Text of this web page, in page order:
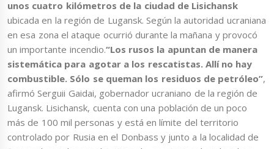
unos cuatro kilómetros de la ciudad de Lisichansk
ubicada en la región de Lugansk. Según la autoridad ucraniana
en esa zona el ataque ocurrió durante la mañana y provocó
un importante incendio.“Los rusos la apuntan de manera
sistemática para agotar a los rescatistas. Allí no hay
combustible. Sólo se queman los residuos de petróleo”,
afirmó Serguii Gaidai, gobernador ucraniano de la región de
Lugansk. Lisichansk, cuenta con una población de un poco
más de 100 mil personas y está en límite del territorio
controlado por Rusia en el Donbass y junto a la localidad de